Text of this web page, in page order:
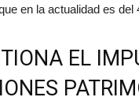
en la actualidad es del
EL